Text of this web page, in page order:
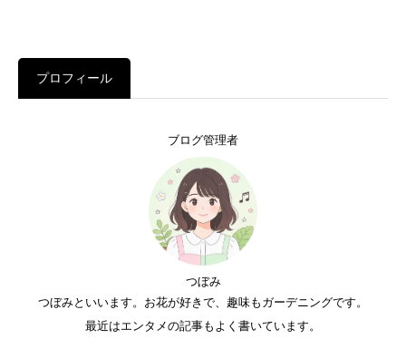
プロフィール
ブログ管理者
つぼみ
つぼみといいます。お花が好きで、趣味もガーデニングです。
最近はエンタメの記事もよく書いています。